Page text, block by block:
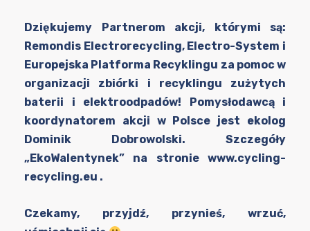
Dziękujemy Partnerom akcji, którymi są:
Remondis Electrorecycling, Electro-System i
Europejska Platforma Recyklingu za pomoc w
organizacji zbiórki i recyklingu zużytych
baterii i elektroodpadów! Pomysłodawcą i
koordynatorem akcji w Polsce jest ekolog
Dominik Dobrowolski. Szczegóły
„EkoWalentynek” na stronie www.cycling-
recycling.eu .
Czekamy, przyjdź, przynieś, wrzuć,